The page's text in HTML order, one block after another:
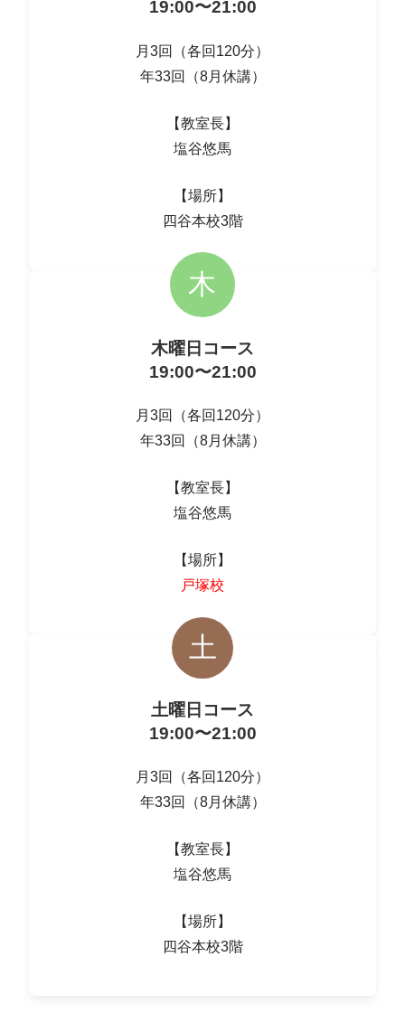
19:00〜21:00
月3回（各回120分）
年33回（8月休講）
【教室長】
塩谷悠馬
【場所】
四谷本校3階
木
木曜日コース
19:00〜21:00
月3回（各回120分）
年33回（8月休講）
【教室長】
塩谷悠馬
【場所】
戸塚校
土
土曜日コース
19:00〜21:00
月3回（各回120分）
年33回（8月休講）
【教室長】
塩谷悠馬
【場所】
四谷本校3階